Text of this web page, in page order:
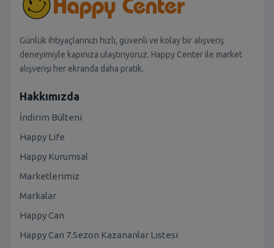
Günlük ihtiyaçlarınızı hızlı, güvenli ve kolay bir alışveriş
deneyimiyle kapınıza ulaştırıyoruz. Happy Center ile market
alışverişi her ekranda daha pratik.
Hakkımızda
İndirim Bülteni
Happy Life
Happy Kurumsal
Marketlerimiz
Markalar
Happy Can
Happy Can 7.Sezon Kazananlar Listesi